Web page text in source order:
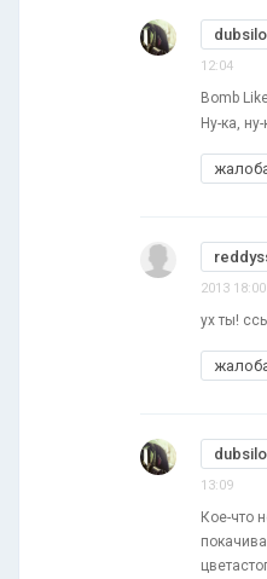
dubsilo
12:04
Bomb
Ну-ка, ну-
2013 18:00
ух ты!
dubsilo
13:09
Кое-что